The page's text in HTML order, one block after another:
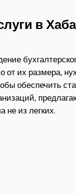
в
от их размера,
обеспечить
не из легких.